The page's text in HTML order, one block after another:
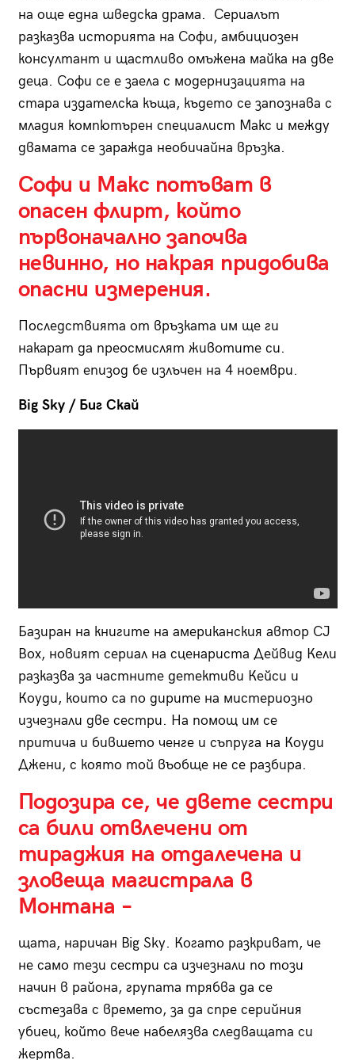
на още една шведска драма. Сериалът
разказва историята на Софи, амбициозен
консултант и щастливо омъжена майка на две
деца. Софи се е заела с модернизацията на
стара издателска къща, където се запознава с
младия компютърен специалист Макс и между
двамата се заражда необичайна връзка.
Софи и Макс потъват в
опасен флирт, който
първоначално започва
невинно, но накрая придобива
опасни измерения.
Последствията от връзката им ще ги
накарат да преосмислят животите си.
Първият епизод бе излъчен на 4 ноември.
Big Sky / Биг Скай
Базиран на книгите на американския автор CJ
Box, новият сериал на сценариста Дейвид Кели
разказва за частните детективи Кейси и
Коуди, които са по дирите на мистериозно
изчезнали две сестри. На помощ им се
притича и бившето ченге и съпруга на Коуди
Джени, с която той въобще не се разбира.
Подозира се, че двете сестри
са били отвлечени от
тираджия на отдалечена и
зловеща магистрала в
Монтана –
щата, наричан Big Sky. Когато разкриват, че
не само тези сестри са изчезнали по този
начин в района, групата трябва да се
състезава с времето, за да спре серийния
убиец, който вече набелязва следващата си
жертва.